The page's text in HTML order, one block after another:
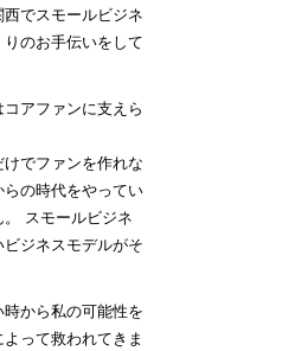
でスモールビジネ
のお手伝いをして
アファンに支えら
でファンを作れな
の時代をやってい
スモールビジネ
ジネスモデルがそ
から私の可能性を
って救われてきま